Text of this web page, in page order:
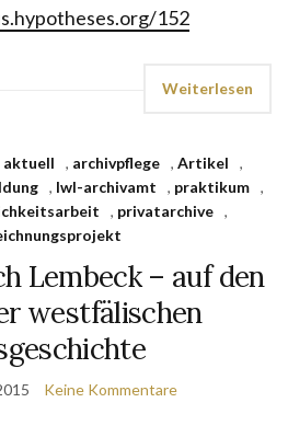
152
Weiterlesen
aktuell , archivpflege , Artikel
,
, lwl-archivamt , praktikum
,
, privatarchive ,
Lembeck – auf den
westfälischen
Keine Kommentare